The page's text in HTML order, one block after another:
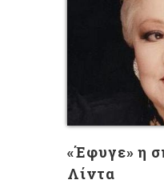
«Έφυγε» η
Λίντα